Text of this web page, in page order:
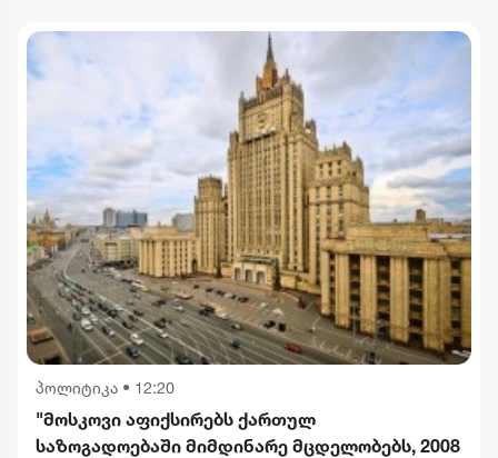
პოლიტიკა • 12:20
"მოსკოვი აფიქსირებს ქართულ
საზოგადოებაში მიმდინარე მცდელობებს, 2008